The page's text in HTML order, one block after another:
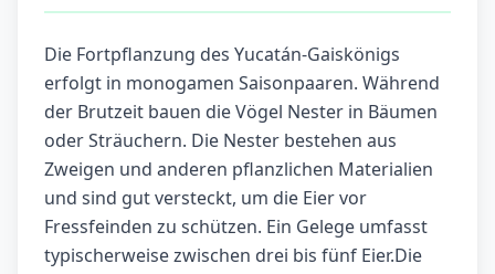
Die Fortpflanzung des Yucatán-Gaiskönigs
erfolgt in monogamen Saisonpaaren. Während
der Brutzeit bauen die Vögel Nester in Bäumen
oder Sträuchern. Die Nester bestehen aus
Zweigen und anderen pflanzlichen Materialien
und sind gut versteckt, um die Eier vor
Fressfeinden zu schützen. Ein Gelege umfasst
typischerweise zwischen drei bis fünf Eier.Die